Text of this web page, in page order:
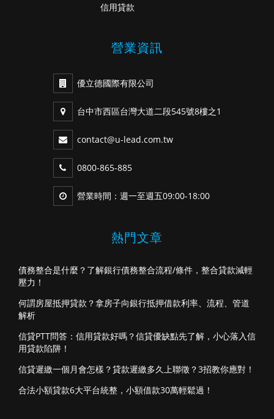
信用貸款
營業資訊
優立德國際有限公司
台中市西區台灣大道二段545號8樓之1
contact@u-lead.com.tw
0800-865-885
營業時間：週一至週五09:00-18:00
熱門文章
債務整合是什麼？了解銀行債務整合流程/條件，整合貸款減輕
壓力！
何謂房屋抵押貸款？拿房子向銀行抵押借款利率、流程、管道
解析
信貸PTT問答：信用貸款好嗎？信貸優缺點先了解，小心落入信
用貸款陷阱！
信貸遲繳一個月會怎樣？貸款遲繳多久上聯徵？3招教你應對！
合法小額貸款6大平台統整，小額借款30萬輕鬆過！